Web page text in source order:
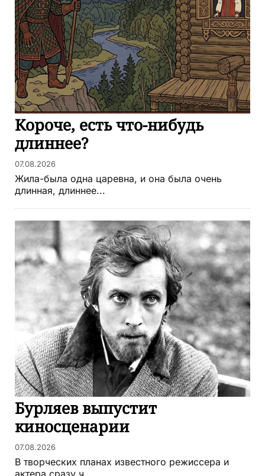
Короче, есть что-нибудь
длиннее?
07.08.2026
Жила-была одна царевна, и она была очень
длинная, длиннее...
Бурляев выпустит
киносценарии
07.08.2026
В творческих планах известного режиссера и